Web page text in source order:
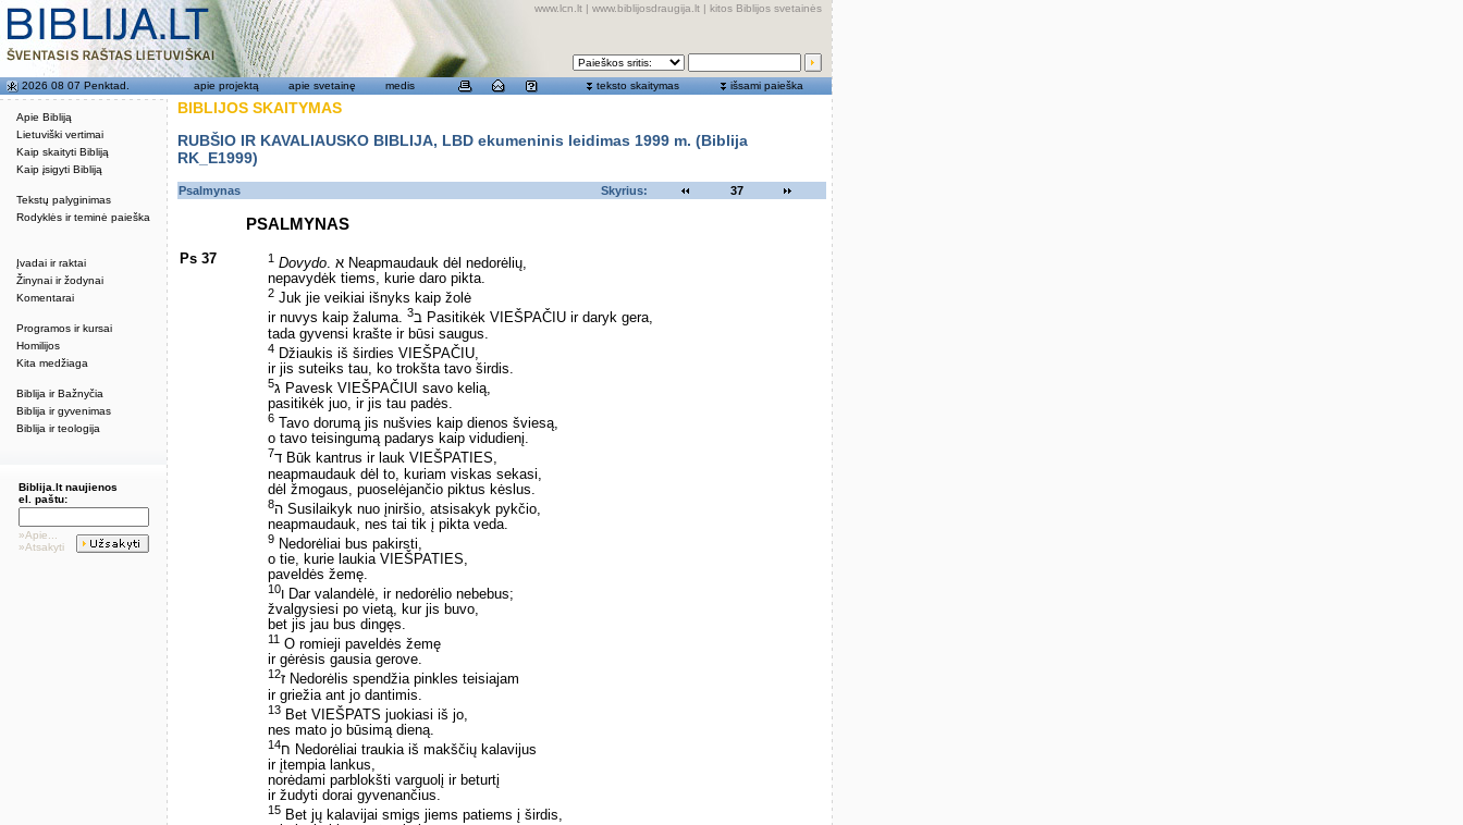
Apie Bibliją
Lietuviški vertimai
Kaip skaityti Bibliją
Kaip įsigyti Bibliją
Tekstų palyginimas
Rodyklės ir teminė paieška
Įvadai ir raktai
Žinynai ir žodynai
Komentarai
Programos ir kursai
Homilijos
Kita medžiaga
Biblija ir Bažnyčia
Biblija ir gyvenimas
Biblija ir teologija
www.lcn.lt | www.biblijosdraugija.lt | kitos Biblijos svetainės
2026 08 07 Penktad. apie projektą apie svetainę medis teksto skaitymas išsami paieška
Biblija.lt naujienos
el. paštu:
»Apie...
»Atsakyti
BIBLIJOS SKAITYMAS
RUBŠIO IR KAVALIAUSKO BIBLIJA, LBD ekumeninis leidimas 1999 m. (Biblija
RK_E1999)
Psalmynas Skyrius: 37
PSALMYNAS
Ps 37 1 Dovydo
. א Neapmaudauk dėl nedorėlių,
nepavydėk tiems, kurie daro pikta.
2 Juk jie veikiai išnyks kaip žolė
ir nuvys kaip žaluma. 3
ב Pasitikėk VIEŠPAČIU ir daryk gera,
tada gyvensi krašte ir būsi saugus.
4 Džiaukis iš širdies VIEŠPAČIU,
ir jis suteiks tau, ko trokšta tavo širdis.
5
ג Pavesk VIEŠPAČIUI savo kelią,
pasitikėk juo, ir jis tau padės.
6 Tavo dorumą jis nušvies kaip dienos šviesą,
o tavo teisingumą padarys kaip vidudienį.
7
ד Būk kantrus ir lauk VIEŠPATIES,
neapmaudauk dėl to, kuriam viskas sekasi,
dėl žmogaus, puoselėjančio piktus kėslus.
8
ה Susilaikyk nuo įniršio, atsisakyk pykčio,
neapmaudauk, nes tai tik į pikta veda.
9 Nedorėliai bus pakirsti,
o tie, kurie laukia VIEŠPATIES,
paveldės žemę.
10
ו Dar valandėlė, ir nedorėlio nebebus;
žvalgysiesi po vietą, kur jis buvo,
bet jis jau bus dingęs.
11 O romieji paveldės žemę
ir gėrėsis gausia gerove.
12
ז Nedorėlis spendžia pinkles teisiajam
ir griežia ant jo dantimis.
13 Bet VIEŠPATS juokiasi iš jo,
nes mato jo būsimą dieną.
14
ח Nedorėliai traukia iš makščių kalavijus
ir įtempia lankus,
norėdami parblokšti varguolį ir beturtį
ir žudyti dorai gyvenančius.
15 Bet jų kalavijai smigs jiems patiems į širdis,